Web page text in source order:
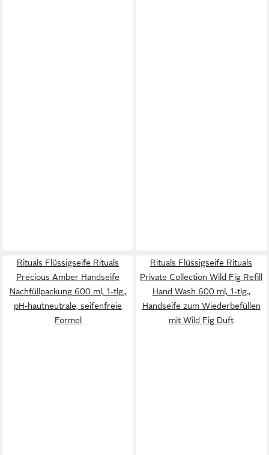
Rituals Flüssigseife Rituals
Precious Amber Handseife
Nachfüllpackung 600 ml, 1-tlg.,
pH-hautneutrale, seifenfreie
Formel
Rituals Flüssigseife Rituals
Private Collection Wild Fig Refill
Hand Wash 600 ml, 1-tlg.,
Handseife zum Wiederbefüllen
mit Wild Fig Duft